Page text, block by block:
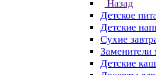
Назад
Детское
Детские
Сухие
Заменители
Детские